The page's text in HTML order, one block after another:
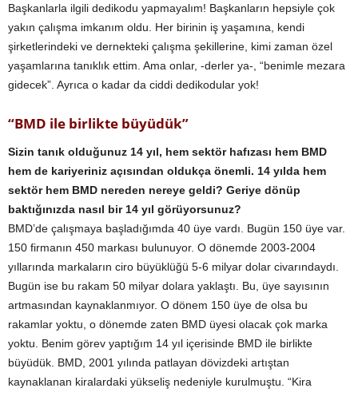
Başkanlarla ilgili dedikodu yapmayalım! Başkanların hepsiyle çok
yakın çalışma imkanım oldu. Her birinin iş yaşamına, kendi
şirketlerindeki ve dernekteki çalışma şekillerine, kimi zaman özel
yaşamlarına tanıklık ettim. Ama onlar, -derler ya-, “benimle mezara
gidecek”. Ayrıca o kadar da ciddi dedikodular yok!
“BMD ile birlikte büyüdük”
Sizin tanık olduğunuz 14 yıl, hem sektör hafızası hem BMD
hem de kariyeriniz açısından oldukça önemli. 14 yılda hem
sektör hem BMD nereden nereye geldi? Geriye dönüp
baktığınızda nasıl bir 14 yıl görüyorsunuz?
BMD’de çalışmaya başladığımda 40 üye vardı. Bugün 150 üye var.
150 firmanın 450 markası bulunuyor. O dönemde 2003-2004
yıllarında markaların ciro büyüklüğü 5-6 milyar dolar civarındaydı.
Bugün ise bu rakam 50 milyar dolara yaklaştı. Bu, üye sayısının
artmasından kaynaklanmıyor. O dönem 150 üye de olsa bu
rakamlar yoktu, o dönemde zaten BMD üyesi olacak çok marka
yoktu. Benim görev yaptığım 14 yıl içerisinde BMD ile birlikte
büyüdük. BMD, 2001 yılında patlayan dövizdeki artıştan
kaynaklanan kiralardaki yükseliş nedeniyle kurulmuştu. “Kira